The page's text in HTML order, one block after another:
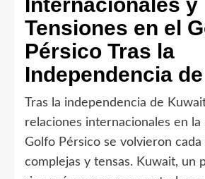
Tensiones en el
Pérsico Tras la
Independencia
Tras la independencia de
relaciones internacionales en la
Golfo Pérsico se volvieron cada
complejas y tensas. Kuwait, un